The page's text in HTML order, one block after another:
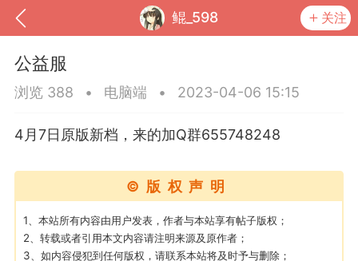
鲲_598 关注
公益服
浏览 388 • 电脑端 • 2023-04-06 15:15
4月7日原版新档，来的加Q群655748248
©版权声明
1、本站所有内容由用户发表，作者与本站享有帖子版权；
2、转载或者引用本文内容请注明来源及原作者；
3、如内容侵犯到任何版权，请联系本站将及时予与删除；